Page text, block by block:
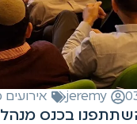
jeremy אירועים